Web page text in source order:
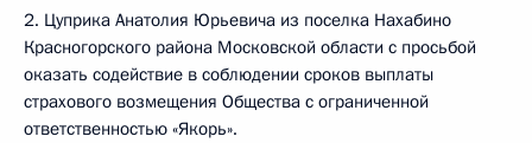
2. Цуприка Анатолия Юрьевича из поселка Нахабино
Красногорского района Московской области с просьбой
оказать содействие в соблюдении сроков выплаты
страхового возмещения Общества с ограниченной
ответственностью «Якорь».